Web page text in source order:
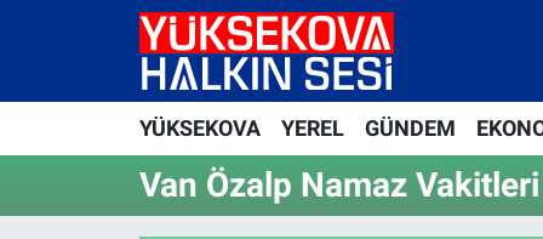
YÜKSEKOVA YEREL GÜNDEM
Van Özalp Namaz Vakitleri
Yüksekova Nöbetçi Eczaneler
Yüksekova Hava Durumu
Yüksekova Trafik Yoğunluk Haritası